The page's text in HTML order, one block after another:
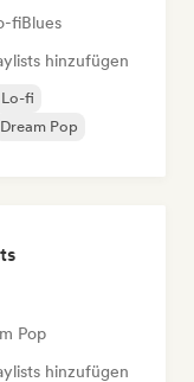
fiBlues
hinzufügen
fi
Dream Pop
Pop
hinzufügen